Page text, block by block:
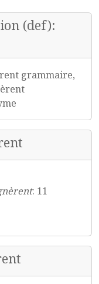
(def):
grammaire,
: 11